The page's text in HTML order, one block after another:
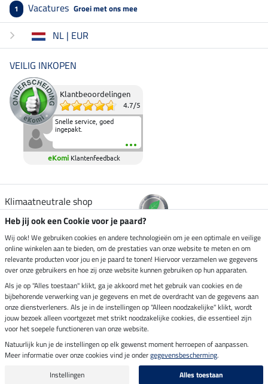
1 Vacatures Groei met ons mee
NL | EUR
VEILIG INKOPEN
Klantbeoordelingen
4.7/5
Snelle service, goed
ingepakt.
eKomi Klantenfeedback
Klimaatneutrale shop
Verzending per
Veilig betalen met
Impressum
Laatste update op 09.08.2026 om 07:13 uur
Alle prijzen in euro's, incl. BTW, excl. verzendkosten.
Heb jij ook een Cookie voor je paard?
Wij ook! We gebruiken cookies en andere technologieën om je een optimale en veilige
online winkelen aan te bieden, om de prestaties van onze website te meten en om
relevante producten voor jou en je paard te tonen! Hiervoor verzamelen we gegevens
over onze gebruikers en hoe zij onze website kunnen gebruiken op hun apparaten.
Als je op "Alles toestaan" klikt, ga je akkoord met het gebruik van cookies en de
bijbehorende verwerking van je gegevens en met de overdracht van de gegevens aan
onze dienstverleners. Als je in de instellingen op "Alleen noodzakelijke" klikt, wordt
jouw bezoek alleen voortgezet met strikt noodzakelijke cookies, die essentieel zijn
voor het soepele functioneren van onze website.
Natuurlijk kun je de instellingen op elk gewenst moment herroepen of aanpassen.
Meer informatie over onze cookies vind je ondergegevensbescherming.
Instellingen
Alles toestaan